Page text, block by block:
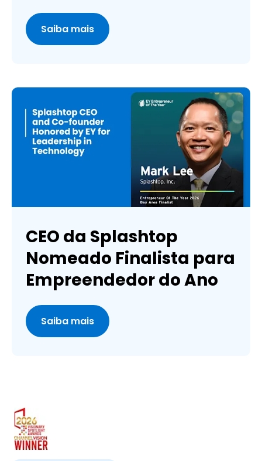
Saiba mais
CEO da Splashtop
Nomeado Finalista para
Empreendedor do Ano
Saiba mais